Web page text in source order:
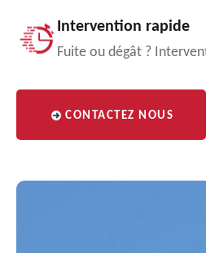
Intervention rapide
Fuite ou dégât ?
CONTACTEZ NOUS